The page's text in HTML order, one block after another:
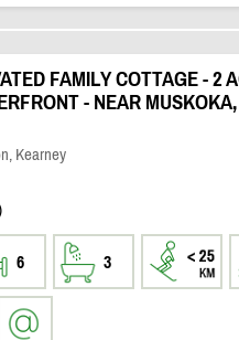
FAMILY COTTAGE - 2
- NEAR MUSKOKA,
Kearney
6 3